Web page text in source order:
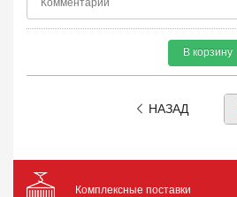
В корзину
НАЗАД
Комплексные поставки